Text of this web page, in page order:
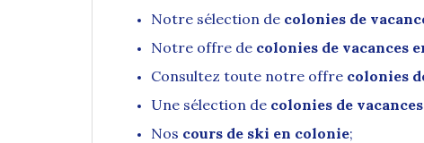
Notre sélection de colonies de
Notre offre de colonies de vacances
Consultez toute notre offre colonies
Une sélection de colonies de
Nos cours de ski en colonie;